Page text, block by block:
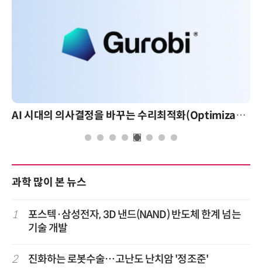
AI 시대의 의사결정을 바꾸는 수리최적화(Optimization): 실제 산업 적용 사례와 활용 전략
과학 많이 본 뉴스
1
포스텍·삼성전자, 3D 낸드(NAND) 반도체 한계 넘는
기술 개발
2 진화하는 로봇수술…고난도 난치암 '정조준'